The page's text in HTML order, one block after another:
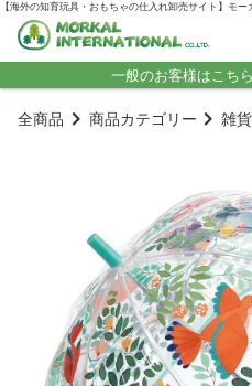
【海外の知育玩具・おもちゃの仕入れ卸売サイト】モ
一般のお客様はこち
全商品 商品カテゴリー 雑貨